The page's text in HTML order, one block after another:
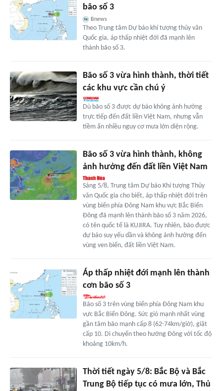
bão số 3
Bnews
Theo Trung tâm Dự báo khí tượng thủy văn
Quốc gia, áp thấp nhiệt đới đã mạnh lên
thành bão số 3.
Bão số 3 vừa hình thành, thời tiết
các khu vực cần chú ý
Dù bão số 3 được dự báo không ảnh hưởng
trực tiếp đến đất liền Việt Nam, nhưng vẫn
tiềm ẩn nhiều nguy cơ mưa lớn diện rộng.
Bão số 3 vừa hình thành, không
ảnh hưởng đến đất liền Việt Nam
Sáng 5/8, Trung tâm Dự báo Khí tượng Thủy
văn Quốc gia cho biết, áp thấp nhiệt đới trên
vùng biển phía Đông Nam khu vực Bắc Biển
Đông đã mạnh lên thành bão số 3 năm 2026,
có tên quốc tế là KUJIRA. Tuy nhiên, bão được
dự báo suy yếu dần và không ảnh hưởng đến
vùng ven biển, đất liền Việt Nam.
Áp thấp nhiệt đới mạnh lên thành
cơn bão số 3
Bão số 3 trên vùng biển phía Đông Nam khu
vực Bắc Biển Đông. Sức gió mạnh nhất vùng
gần tâm bão mạnh cấp 8 (62-74km/giờ), giật
cấp 10. Di chuyển theo hướng Đông với tốc độ
khoảng 10km/h.
Thời tiết ngày 5/8: Bắc Bộ và Bắc
Trung Bộ tiếp tục có mưa lớn, Thủ